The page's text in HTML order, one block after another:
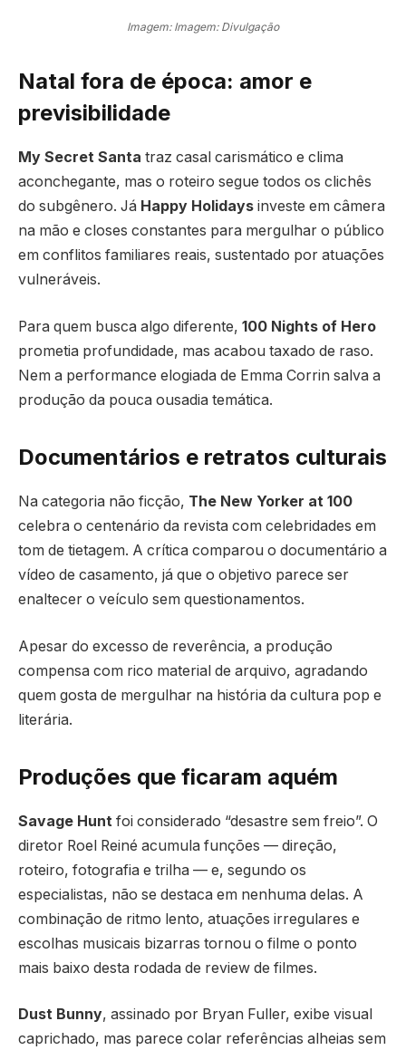
Imagem: Imagem: Divulgação
Natal fora de época: amor e
previsibilidade
My Secret Santa traz casal carismático e clima
aconchegante, mas o roteiro segue todos os clichês
do subgênero. Já Happy Holidays investe em câmera
na mão e closes constantes para mergulhar o público
em conflitos familiares reais, sustentado por atuações
vulneráveis.
Para quem busca algo diferente, 100 Nights of Hero
prometia profundidade, mas acabou taxado de raso.
Nem a performance elogiada de Emma Corrin salva a
produção da pouca ousadia temática.
Documentários e retratos culturais
Na categoria não ficção, The New Yorker at 100
celebra o centenário da revista com celebridades em
tom de tietagem. A crítica comparou o documentário a
vídeo de casamento, já que o objetivo parece ser
enaltecer o veículo sem questionamentos.
Apesar do excesso de reverência, a produção
compensa com rico material de arquivo, agradando
quem gosta de mergulhar na história da cultura pop e
literária.
Produções que ficaram aquém
Savage Hunt foi considerado “desastre sem freio”. O
diretor Roel Reiné acumula funções — direção,
roteiro, fotografia e trilha — e, segundo os
especialistas, não se destaca em nenhuma delas. A
combinação de ritmo lento, atuações irregulares e
escolhas musicais bizarras tornou o filme o ponto
mais baixo desta rodada de review de filmes.
Dust Bunny, assinado por Bryan Fuller, exibe visual
caprichado, mas parece colar referências alheias sem